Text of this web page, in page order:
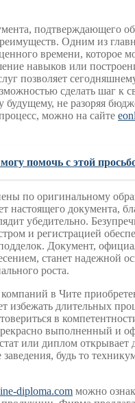
подтверждающего
Одним из
времени, которое
навыков или
позволяет
сделать шаг к
будущему, не разоряя
можно на сайте
помочь с этой
по оригинальному
настоящего документа,
убедительно.
и регистрацией
Документ,
станет надежной
роста.
в Чите
избежать длительных
в
выполненный и
или диплом открывает
будь то
diploma.com можно